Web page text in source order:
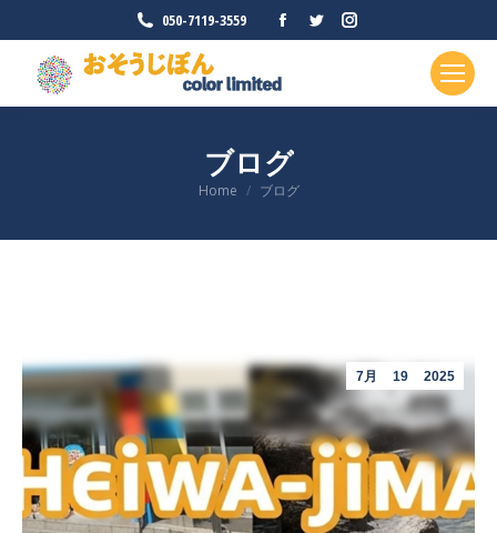
050-7119-3559
Facebook
ジ
新
し
ウ
で
開
き
ま
す
Twitter
ジ
ウ
で
開
き
す
Instagram
ジ
ウ
で
開
き
ま
す
ブログ
現在地:
Home ブログ
7月 19 2025